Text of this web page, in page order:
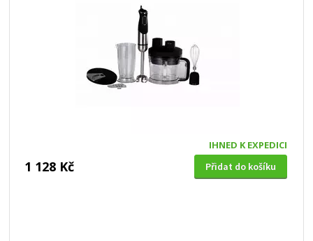
IHNED K EXPEDICI
1 128 Kč Přidat do košíku